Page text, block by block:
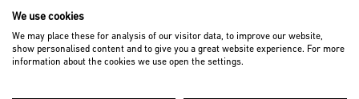
© 2026 D’art Design Gruppe GmbH
We use cookies
We may place these for analysis of our visitor data, to improve our website,
show personalised content and to give you a great website experience. For more
information about the cookies we use open the settings.